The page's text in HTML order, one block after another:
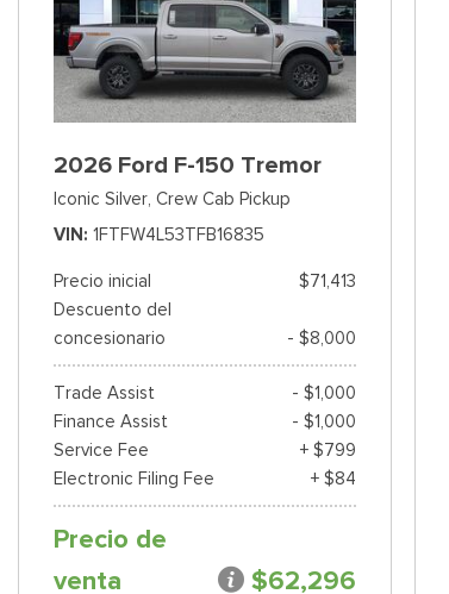
2026 Ford F-150 Tremor
Iconic Silver, Crew Cab Pickup
VIN 1FTFW4L53TFB16835
Precio inicial
$71,413
Descuento del
concesionario
- $8,000
Trade Assist
- $1,000
Finance Assist
- $1,000
Service Fee
+ $799
Electronic Filing Fee
+ $84
Precio de
venta
$62,296